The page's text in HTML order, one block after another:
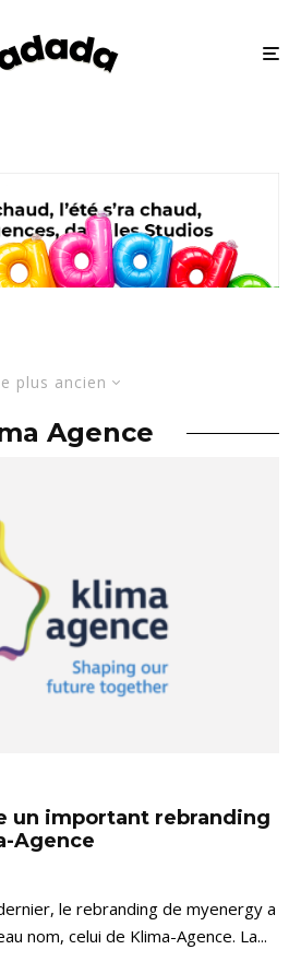
plus ancien
Agence
un important rebranding
Agence
le rebranding de myenergy a
nom, celui de Klima-Agence. La...